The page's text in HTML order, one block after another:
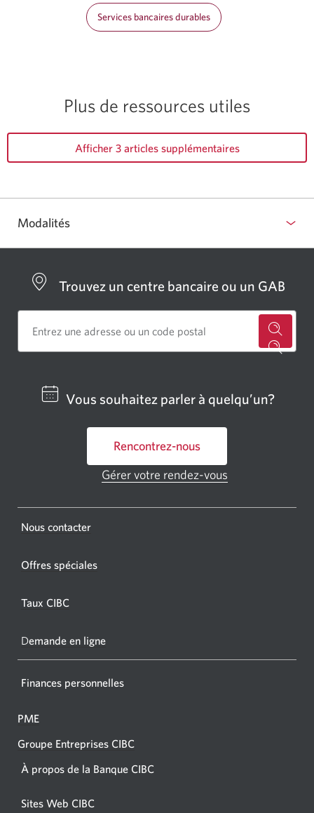
Services bancaires durables
Plus de ressources utiles
Afficher 3 articles supplémentaires
Modalités
Trouvez un centre bancaire ou un GAB
centre
Une
Vous souhaitez parler à quelqu’un?
Rencontrez-nous
Une
fenêtre
Gérer votre rendez-vous
Nous contacter
Offres spéciales
Taux CIBC
Demande en ligne
Finances personnelles
PME
Groupe Entreprises CIBC
À propos de la Banque CIBC
Sites Web CIBC